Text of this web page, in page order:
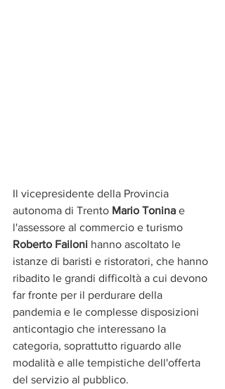
Il vicepresidente della Provincia
autonoma di Trento Mario Tonina e
l'assessore al commercio e turismo
Roberto Failoni hanno ascoltato le
istanze di baristi e ristoratori, che hanno
ribadito le grandi difficoltà a cui devono
far fronte per il perdurare della
pandemia e le complesse disposizioni
anticontagio che interessano la
categoria, soprattutto riguardo alle
modalità e alle tempistiche dell'offerta
del servizio al pubblico.